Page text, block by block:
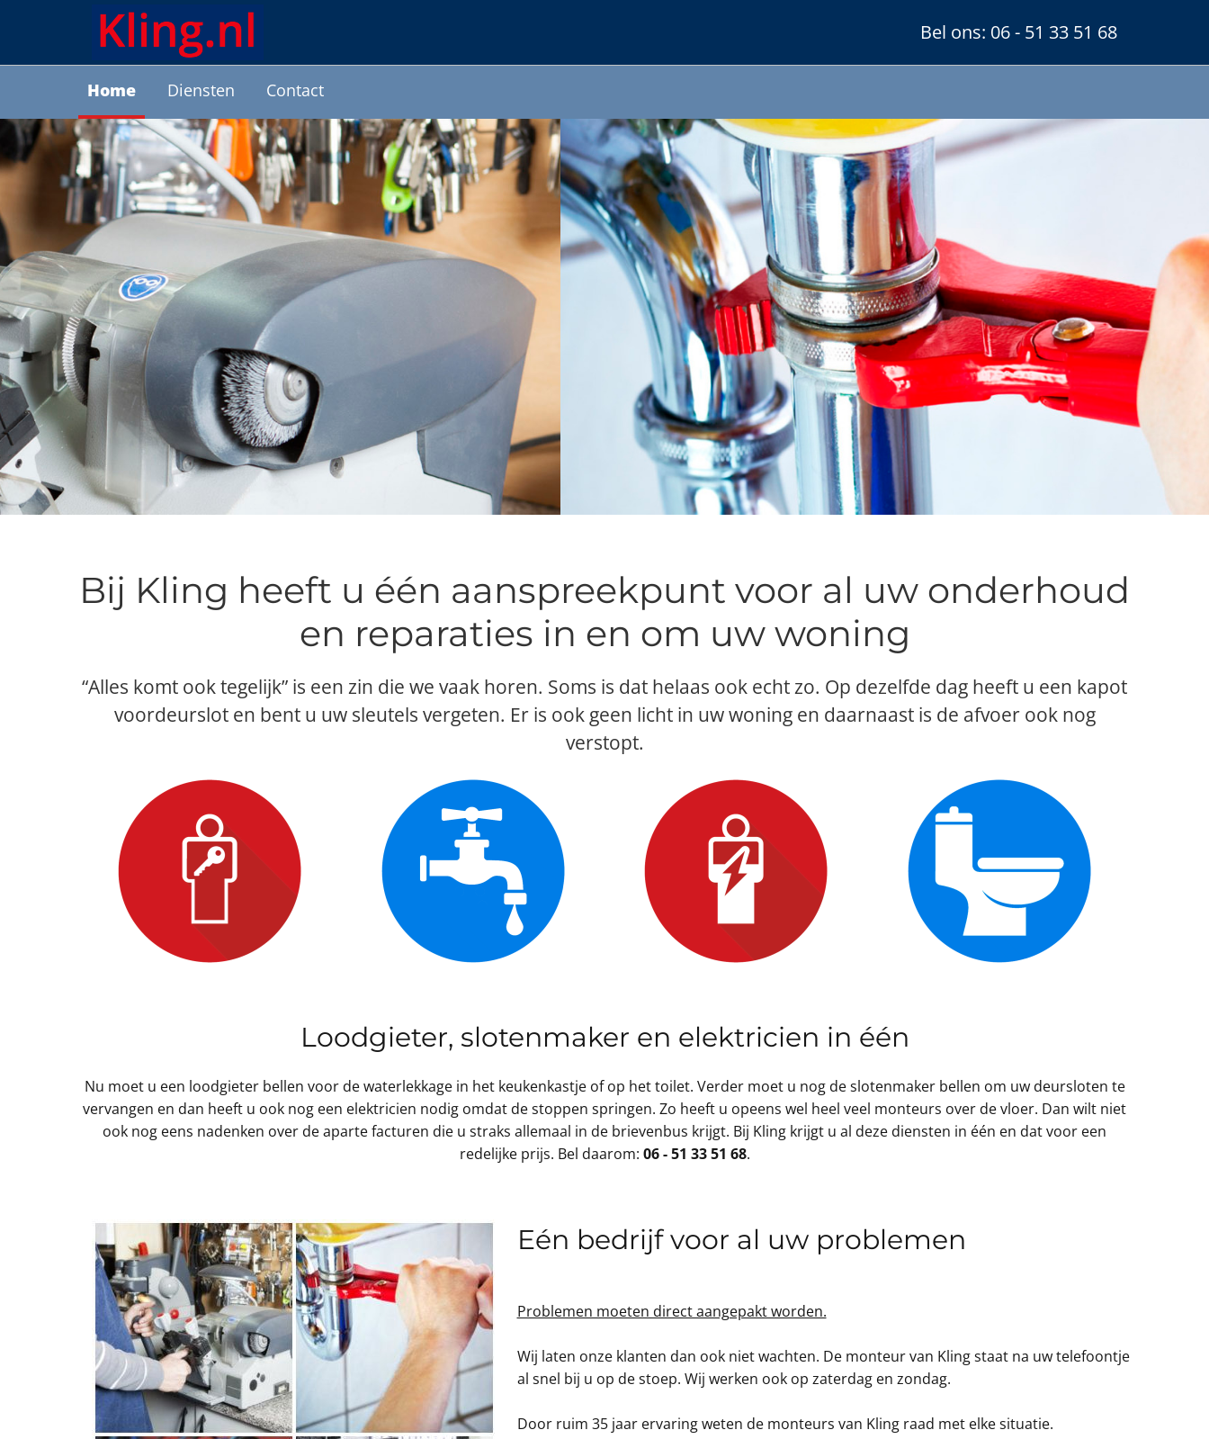
Bel ons: 06 - 51 33 51 68
Home Diensten Contact
Bij Kling heeft u één aanspreekpunt voor al uw onderhoud
en reparaties in en om uw woning
“Alles komt ook tegelijk” is een zin die we vaak horen. Soms is dat helaas ook echt zo. Op dezelfde dag heeft u een kapot
voordeurslot en bent u uw sleutels vergeten. Er is ook geen licht in uw woning en daarnaast is de afvoer ook nog
verstopt.
Loodgieter, slotenmaker en elektricien in één
Nu moet u een loodgieter bellen voor de waterlekkage in het keukenkastje of op het toilet. Verder moet u nog de slotenmaker bellen om uw deursloten te
vervangen en dan heeft u ook nog een elektricien nodig omdat de stoppen springen. Zo heeft u opeens wel heel veel monteurs over de vloer. Dan wilt niet
ook nog eens nadenken over de aparte facturen die u straks allemaal in de brievenbus krijgt. Bij Kling krijgt u al deze diensten in één en dat voor een
redelijke prijs. Bel daarom: 06 - 51 33 51 68.
Eén bedrijf voor al uw problemen
Problemen moeten direct aangepakt worden.
Wij laten onze klanten dan ook niet wachten. De monteur van Kling staat na uw telefoontje
al snel bij u op de stoep. Wij werken ook op zaterdag en zondag.
Door ruim 35 jaar ervaring weten de monteurs van Kling raad met elke situatie.